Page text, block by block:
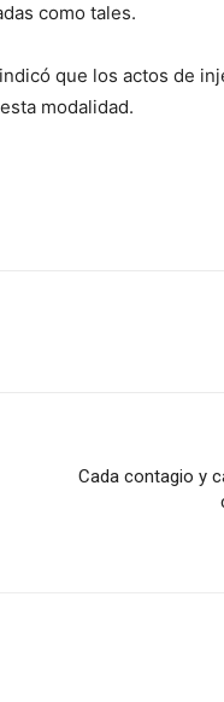
como tales.
que los actos de
modalidad.
Cada contagio y